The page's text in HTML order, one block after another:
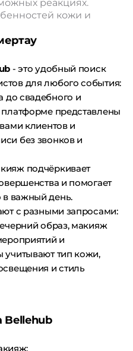
реакциях.
кожи и
- это удобный поиск
для любого события:
до свадебного и
представлены
клиентов и
без звонков и
подчёркивает
и помогает
в важный день.
с разными запросами:
образ, макияж
и
учитывают тип кожи,
и стиль
Bellehub